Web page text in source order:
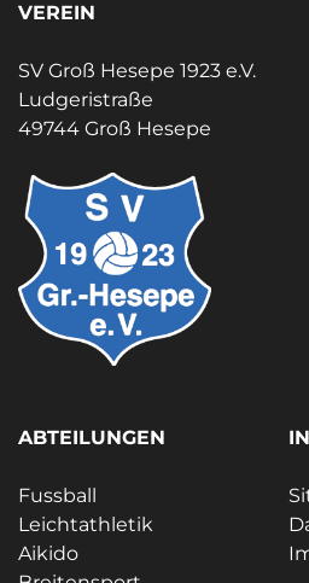
VEREIN
SV Groß Hesepe 1923 e.V.
Ludgeristraße
49744 Groß Hesepe
ABTEILUNGEN
Fussball
Leichtathletik
Aikido